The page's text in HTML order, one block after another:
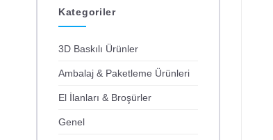
Kategoriler
3D Baskılı Ürünler
Ambalaj & Paketleme Ürünleri
El İlanları & Broşürler
Genel